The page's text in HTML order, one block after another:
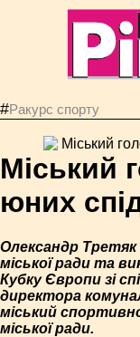
#Ракурс спорту
Міський
юних
Олександр Третяк
міської ради та
Кубку Європи зі
директора
міський
міської ради.